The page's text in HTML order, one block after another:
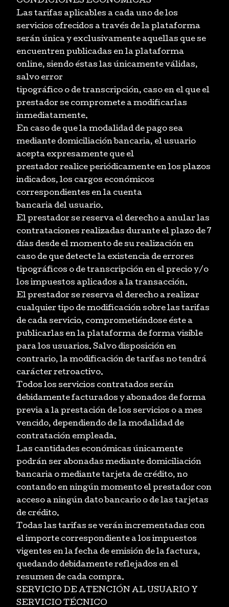
Las tarifas aplicables a cada uno de los
servicios ofrecidos a través de la plataforma
serán única y exclusivamente aquellas que se
encuentren publicadas en la plataforma
online, siendo éstas las únicamente válidas,
salvo error
tipográfico o de transcripción, caso en el que el
prestador se compromete a modificarlas
inmediatamente.
En caso de que la modalidad de pago sea
mediante domiciliación bancaria, el usuario
acepta expresamente que el
prestador realice periódicamente en los plazos
indicados, los cargos económicos
correspondientes en la cuenta
bancaria del usuario.
El prestador se reserva el derecho a anular las
contrataciones realizadas durante el plazo de 7
días desde el momento de su realización en
caso de que detecte la existencia de errores
tipográficos o de transcripción en el precio y/o
los impuestos aplicados a la transacción.
El prestador se reserva el derecho a realizar
cualquier tipo de modificación sobre las tarifas
de cada servicio, comprometiéndose éste a
publicarlas en la plataforma de forma visible
para los usuarios. Salvo disposición en
contrario, la modificación de tarifas no tendrá
carácter retroactivo.
Todos los servicios contratados serán
debidamente facturados y abonados de forma
previa a la prestación de los servicios o a mes
vencido, dependiendo de la modalidad de
contratación empleada.
Las cantidades económicas únicamente
podrán ser abonadas mediante domiciliación
bancaria o mediante tarjeta de crédito, no
contando en ningún momento el prestador con
acceso a ningún dato bancario o de las tarjetas
de crédito.
Todas las tarifas se verán incrementadas con
el importe correspondiente a los impuestos
vigentes en la fecha de emisión de la factura,
quedando debidamente reflejados en el
resumen de cada compra.
SERVICIO DE ATENCIÓN AL USUARIO Y
SERVICIO TÉCNICO